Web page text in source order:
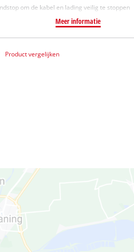
om de kabel en lading veilig te stoppen
Meer informatie
Product vergelijken